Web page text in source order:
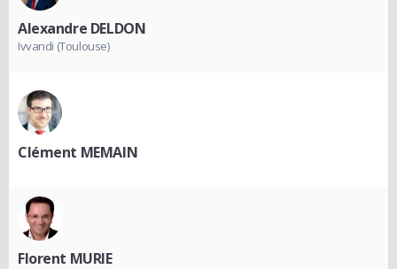
Alexandre DELDON
Ivvandi (Toulouse)
Clément MEMAIN
Florent MURIE